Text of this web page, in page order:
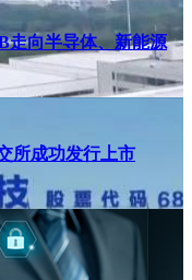
走向半导体、新能源
所成功发行上市